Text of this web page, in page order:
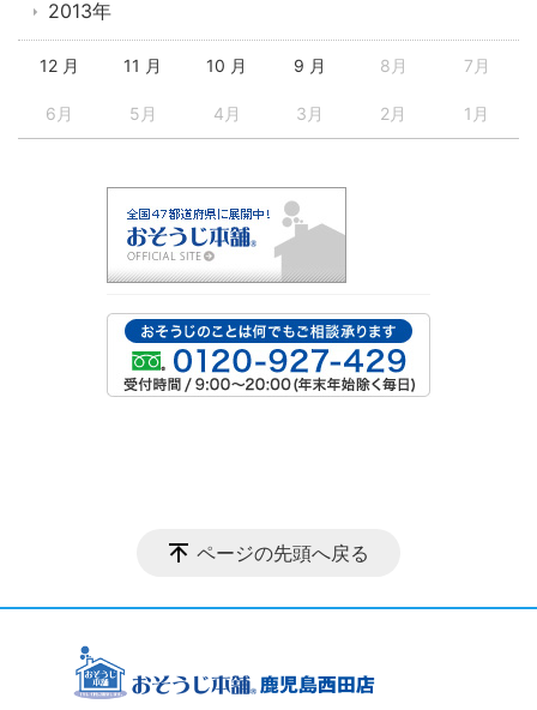
2013年
12 月 11 月 10 月 9 月 8月 7月
6月 5月 4月 3月 2月 1月
ページの先頭へ戻る